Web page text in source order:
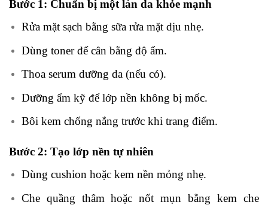
Bước 1: Chuẩn bị một làn da khỏe mạnh
Rửa mặt sạch bằng sữa rửa mặt dịu nhẹ.
Dùng toner để cân bằng độ ẩm.
Thoa serum dưỡng da (nếu có).
Dưỡng ẩm kỹ để lớp nền không bị mốc.
Bôi kem chống nắng trước khi trang điểm.
Bước 2: Tạo lớp nền tự nhiên
Dùng cushion hoặc kem nền mỏng nhẹ.
Che quầng thâm hoặc nốt mụn bằng kem che